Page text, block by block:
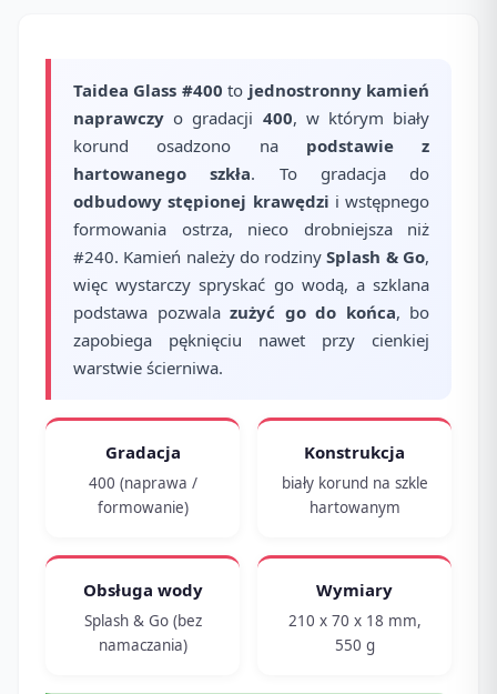
Taidea Glass #400 to jednostronny kamień
naprawczy o gradacji 400, w którym biały
korund osadzono na podstawie z
hartowanego szkła. To gradacja do
odbudowy stępionej krawędzi i wstępnego
formowania ostrza, nieco drobniejsza niż
#240. Kamień należy do rodzinySplash & Go,
więc wystarczy spryskać go wodą, a szklana
podstawa pozwala zużyć go do końca, bo
zapobiega pęknięciu nawet przy cienkiej
warstwie ścierniwa.
Gradacja
400 (naprawa /
formowanie)
Konstrukcja
biały korund na szkle
hartowanym
Obsługa wody
Splash & Go (bez
namaczania)
Wymiary
210 x 70 x 18 mm,
550 g